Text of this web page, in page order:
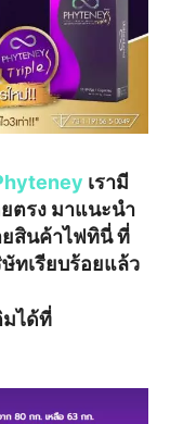
เรามี
ตรง มาแนะนำ
สินค้าไฟทินี่ ที่
ทเรียบร้อยแล้ว
มได้ที่